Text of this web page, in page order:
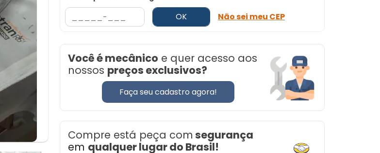
OK Não sei meu CEP
Você é mecânico e quer acesso aos
nossos preços exclusivos?
Faça seu cadastro agora!
Compre está peça com segurança
em qualquer lugar do Brasil!